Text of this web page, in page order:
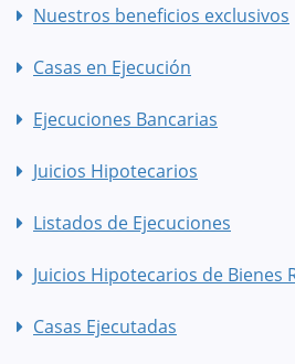
Nuestros beneficios exclusivos
Casas en Ejecución
Ejecuciones Bancarias
Juicios Hipotecarios
Listados de Ejecuciones
Juicios Hipotecarios de Bienes
Casas Ejecutadas